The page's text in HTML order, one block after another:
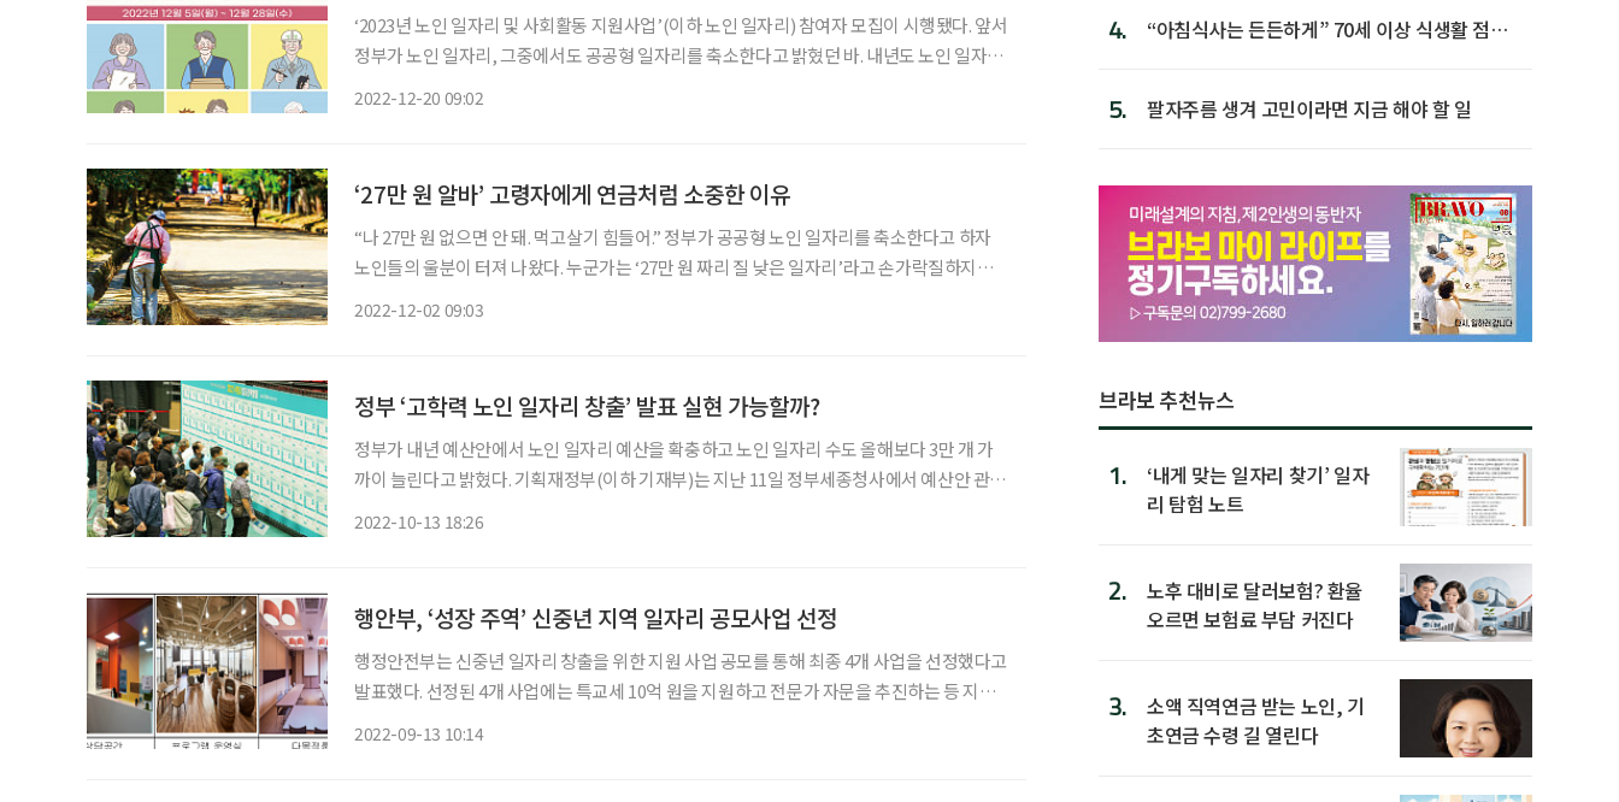
‘2023년 노인 일자리 및 사회활동 지원사업’(이하 노인 일자리) 참여자 모집이 시행됐다. 앞서
정부가 노인 일자리, 그중에서도 공공형 일자리를 축소한다고 밝혔던 바. 내년도 노인 일자리
2022-12-20 09:02
‘27만 원 알바’ 고령자에게 연금처럼 소중한 이유
“나 27만 원 없으면 안 돼. 먹고살기 힘들어.” 정부가 공공형 노인 일자리를 축소한다고 하자
노인들의 울분이 터져 나왔다. 누군가는 ‘27만 원 짜리 질 낮은 일자리’라고 손가락질하지만,
2022-12-02 09:03
정부 ‘고학력 노인 일자리 창출’ 발표 실현 가능할까?
정부가 내년 예산안에서 노인 일자리 예산을 확충하고 노인 일자리 수도 올해보다 3만 개 가
까이 늘린다고 밝혔다. 기획재정부(이하 기재부)는 지난 11일 정부세종청사에서 예산안 관련
2022-10-13 18:26
행안부, ‘성장 주역’ 신중년 지역 일자리 공모사업 선정
행정안전부는 신중년 일자리 창출을 위한 지원 사업 공모를 통해 최종 4개 사업을 선정했다고
발표했다. 선정된 4개 사업에는 특교세 10억 원을 지원하고 전문가 자문을 추진하는 등 지자
2022-09-13 10:14
4.
“아침식사는 든든하게” 70세 이상 식생활 점수
5. 팔자주름 생겨 고민이라면 지금 해야 할 일
브라보 추천뉴스
1.
‘내게 맞는 일자리 찾기’ 일자
리 탐험 노트
2.
노후 대비로 달러보험? 환율
오르면 보험료 부담 커진다
3.
소액 직역연금 받는 노인, 기
초연금 수령 길 열린다